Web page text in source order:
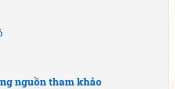
nguồn tham khảo